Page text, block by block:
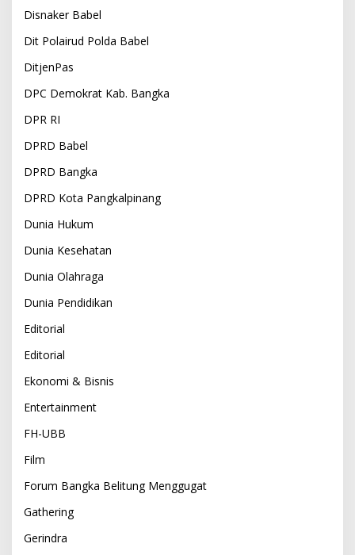
Disnaker Babel
Dit Polairud Polda Babel
DitjenPas
DPC Demokrat Kab. Bangka
DPR RI
DPRD Babel
DPRD Bangka
DPRD Kota Pangkalpinang
Dunia Hukum
Dunia Kesehatan
Dunia Olahraga
Dunia Pendidikan
Editorial
Editorial
Ekonomi & Bisnis
Entertainment
FH-UBB
Film
Forum Bangka Belitung Menggugat
Gathering
Gerindra